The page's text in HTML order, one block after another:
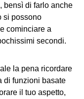
bensì di farlo anche
si possono
cominciare a
secondi.
la pena ricordare
di funzioni basate
il tuo aspetto,